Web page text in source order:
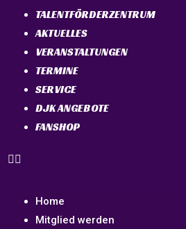
TALENTFÖRDERZENTRUM
AKTUELLES
VERANSTALTUNGEN
TERMINE
SERVICE
DJK ANGEBOTE
FANSHOP
Home
Mitglied werden